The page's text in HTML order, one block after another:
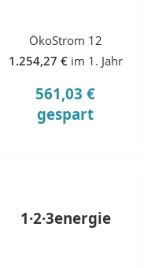
ÖkoStrom 12
1.254,27 € im 1. Jahr
561,03 €
gespart
1·2·3energie